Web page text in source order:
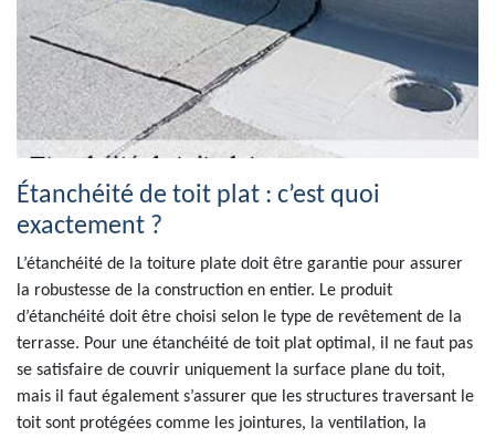
Étanchéité de toit plat : c’est quoi
exactement ?
L’étanchéité de la toiture plate doit être garantie pour assurer
la robustesse de la construction en entier. Le produit
d’étanchéité doit être choisi selon le type de revêtement de la
terrasse. Pour une étanchéité de toit plat optimal, il ne faut pas
se satisfaire de couvrir uniquement la surface plane du toit,
mais il faut également s’assurer que les structures traversant le
toit sont protégées comme les jointures, la ventilation, la